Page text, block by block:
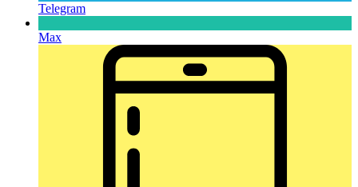
Telegram
Max